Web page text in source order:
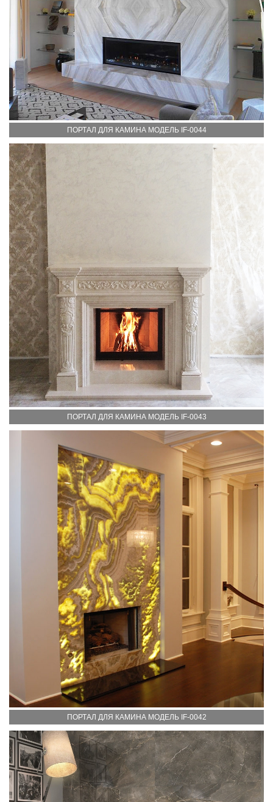
ПОРТАЛ ДЛЯ КАМИНА МОДЕЛЬ IF-0044
ПОРТАЛ ДЛЯ КАМИНА МОДЕЛЬ IF-0043
ПОРТАЛ ДЛЯ КАМИНА МОДЕЛЬ IF-0042